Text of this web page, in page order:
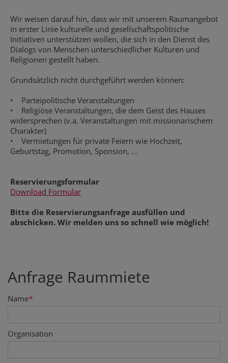
Wir weisen darauf hin, dass wir mit unserem Raumangebot
in erster Linie kulturelle und gesellschaftspolitische
Initiativen unterstützen wollen, die sich in den Dienst des
Dialogs von Menschen unterschiedlicher Kulturen und
Religionen gestellt haben.
Grundsätzlich nicht durchgeführt werden können:
• Parteipolitische Veranstaltungen
• Religiöse Veranstaltungen, die dem Geist des Hauses
widersprechen (v.a. Veranstaltungen mit missionarischem
Charakter)
• Vermietungen für private Feiern wie Hochzeit,
Geburtstag, Promotion, Sponsion, …
Reservierungsformular
Download Formular
Bitte die Reservierungsanfrage ausfüllen und
abschicken. Wir melden uns so schnell wie möglich!
Anfrage Raummiete
Name*
Organisation